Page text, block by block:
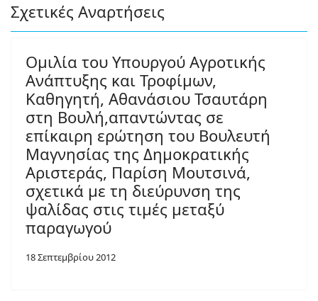
Σχετικές Αναρτήσεις
Ομιλία του Υπουργού Αγροτικής
Ανάπτυξης και Τροφίμων,
Καθηγητή, Αθανάσιου Τσαυτάρη
στη Βουλή,απαντώντας σε
επίκαιρη ερώτηση του Βουλευτή
Μαγνησίας της Δημοκρατικής
Αριστεράς, Παρίση Μουτσινά,
σχετικά με τη διεύρυνση της
ψαλίδας στις τιμές μεταξύ
παραγωγού
18 Σεπτεμβρίου 2012